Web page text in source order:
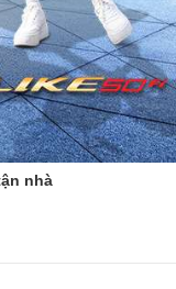
nhà